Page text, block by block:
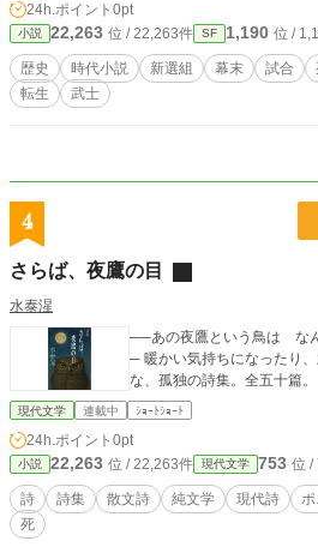
き、彼は孤立していく。 1865年、土佐藩によって裏切り者と
して密告された岡田以蔵は
てもなお一切の弱音を吐か
斬首という最期を迎えた。 死の間際、彼が胸に刻んだ言葉は
の世に生を受ける。 かつて
24h.ポイント 0pt
小説 22,263 位 / 22,263件 SF 1,190 位 /
歴史 時代小説 新選組 幕末 試合
転生
武士
4
さらば、夜鷹の目
水泰湦
──あの夜鷹という鳥は な
─ 暖かい気持ちになったり、寂しい気持ちになったり。そん
な、孤独の詩集。全五十篇。
現代文学 連載中 ｼｮｰﾄｼｮｰﾄ
24h.ポイント 0pt
小説 22,263 位 / 22,263件 現代文学 753 位 /
詩 詩集 散文詩 純文学 現代詩 ポ
死